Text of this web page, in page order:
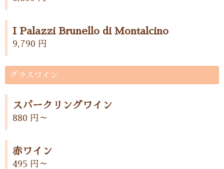
I Palazzi Brunello di Montalcino
9,790 円
グラスワイン
スパークリングワイン
880 円～
赤ワイン
495 円～